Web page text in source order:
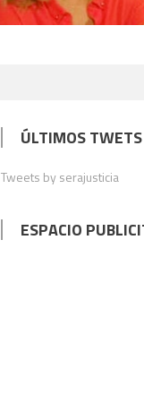
ÚLTIMOS TWETS
Tweets by serajusticia
ESPACIO